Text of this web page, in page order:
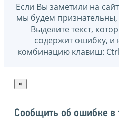
Если Вы заметили на
мы будем
Выделите текст,
содержит ошибку, и
комбинацию клавиш:
×
Сообщить об ошибке в